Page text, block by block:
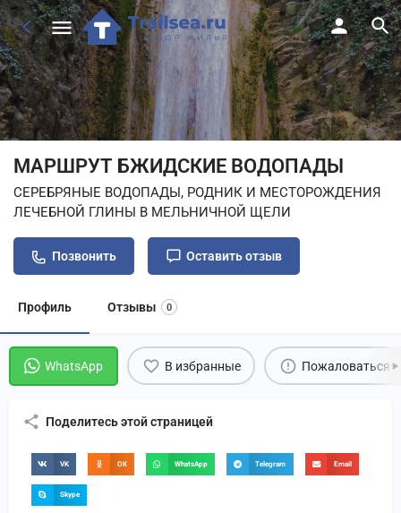
МАРШРУТ БЖИДСКИЕ ВОДОПАДЫ
СЕРЕБРЯНЫЕ ВОДОПАДЫ, РОДНИК И МЕСТОРОЖДЕНИЯ
ЛЕЧЕБНОЙ ГЛИНЫ В МЕЛЬНИЧНОЙ ЩЕЛИ
Позвонить Оставить отзыв
Профиль Отзывы 0
WhatsApp В избранные Пожаловаться
Поделитесь этой страницей
VK OK WhatsApp Telegram Email
Skype